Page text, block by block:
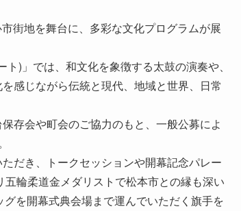
街地を舞台に、多彩な文化プログラムが展
)」では、和文化を象徴する太鼓の演奏や、
感じながら伝統と現代、地域と世界、日常
存会や町会のご協力のもと、一般公募によ
だき、トークセッションや開幕記念パレー
輪柔道金メダリストで松本市との縁も深い
を開幕式典会場まで運んでいただく旗手を